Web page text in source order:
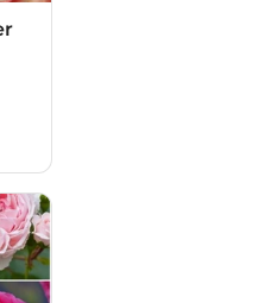
um die Rosen herum
Feuchtigkeit und
Boden.
Sie den Boden auf und
Kompost unter.
Sie ein ausreichend
Sie die Rose so tief,
etwa fünf Zentimeter
liegt.